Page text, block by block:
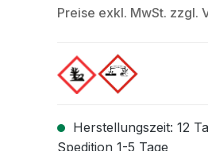
Preise exkl. MwSt. zzgl.
Herstellungszeit: 12
Spedition 1-5 Tage